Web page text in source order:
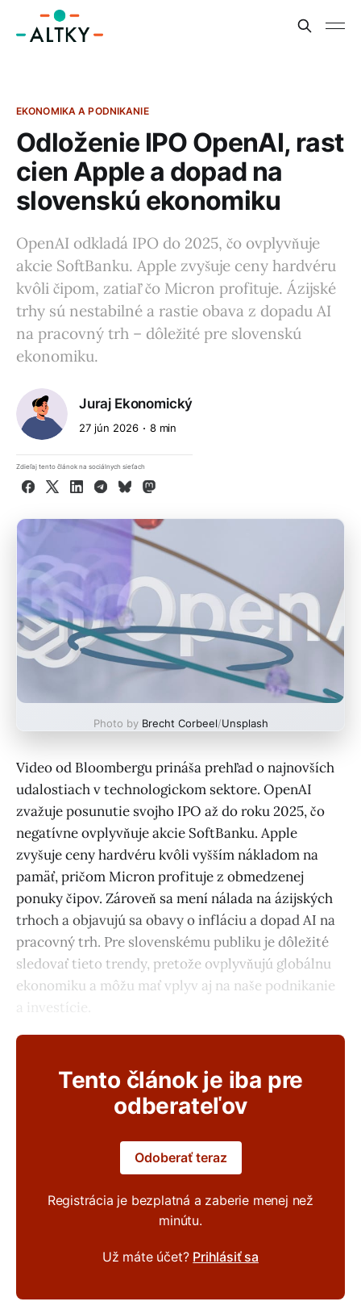
EKONOMIKA A PODNIKANIE
Odloženie IPO OpenAI, rast
cien Apple a dopad na
slovenskú ekonomiku
OpenAI odkladá IPO do 2025, čo ovplyvňuje
akcie SoftBanku. Apple zvyšuje ceny hardvéru
kvôli čipom, zatiaľ čo Micron profituje. Ázijské
trhy sú nestabilné a rastie obava z dopadu AI
na pracovný trh – dôležité pre slovenskú
ekonomiku.
Juraj Ekonomický
27 jún 2026 8 min
Zdieľaj tento článok na sociálnych sieťach
Facebook
X LinkedInTelegram
BlueskyMastodon
Photo by Brecht Corbeel/Unsplash
Video od Bloombergu prináša prehľad o najnovších
udalostiach v technologickom sektore. OpenAI
zvažuje posunutie svojho IPO až do roku 2025, čo
negatívne ovplyvňuje akcie SoftBanku. Apple
zvyšuje ceny hardvéru kvôli vyšším nákladom na
pamäť, pričom Micron profituje z obmedzenej
ponuky čipov. Zároveň sa mení nálada na ázijských
trhoch a objavujú sa obavy o infláciu a dopad AI na
pracovný trh. Pre slovenskému publiku je dôležité
sledovať tieto trendy, pretože ovplyvňujú globálnu
ekonomiku a môžu mať vplyv aj na naše podnikanie
a investície.
Tento článok je iba pre
odberateľov
Odoberať teraz
Registrácia je bezplatná a zaberie menej než
minútu.
Už máte účet? Prihlásiť sa